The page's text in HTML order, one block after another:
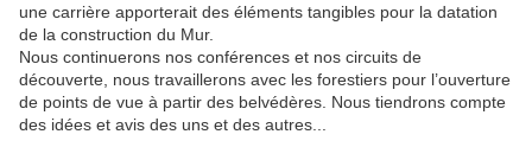
une carrière apporterait des éléments tangibles pour la datation
de la construction du Mur.
Nous continuerons nos conférences et nos circuits de
découverte, nous travaillerons avec les forestiers pour l’ouverture
de points de vue à partir des belvédères. Nous tiendrons compte
des idées et avis des uns et des autres...